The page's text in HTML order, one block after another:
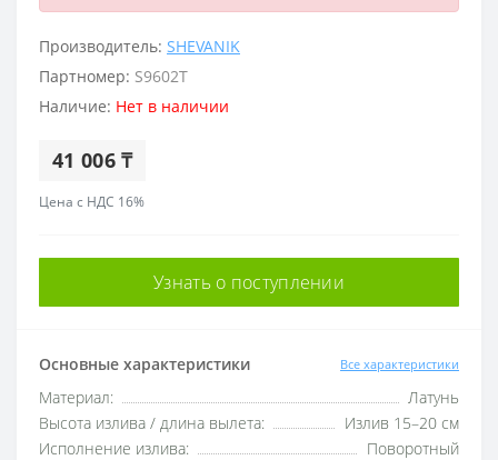
Производитель: SHEVANIK
Партномер: S9602T
Наличие: Нет в наличии
41 006 ₸
Цена с НДС 16%
Узнать о поступлении
Основные характеристики Все характеристики
Материал:
Латунь
Высота излива / длина вылета:
Излив 15–20 см
Исполнение излива:
Поворотный